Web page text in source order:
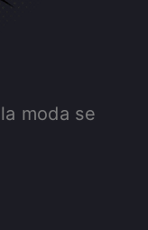
moda se